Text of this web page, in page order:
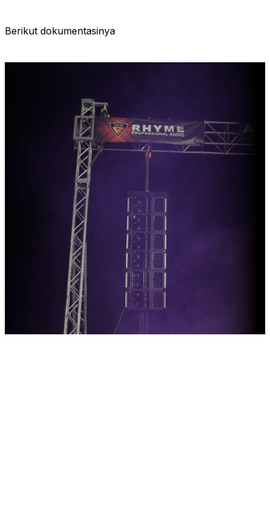
Berikut dokumentasinya